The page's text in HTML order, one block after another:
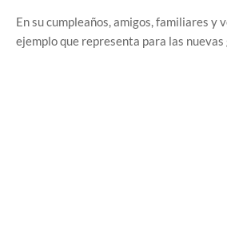
En su cumpleaños, amigos, familiares y
ejemplo que representa para las nuevas